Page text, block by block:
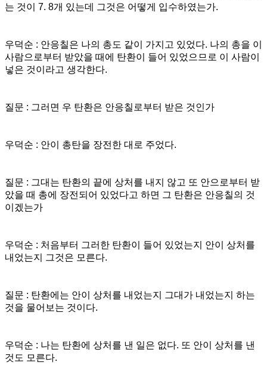
는 것이 7. 8개 있는데 그것은 어떻게 입수하였는가.
우덕순 : 안응칠은 나의 총도 같이 가지고 있었다. 나의 총을 이
사람으로부터 받았을 때에 탄환이 들어 있었으므로 이 사람이
넣은 것이라고 생각한다.
질문 : 그러면 우 탄환은 안응칠로부터 받은 것인가
우덕순 : 안이 총탄을 장전한 대로 주었다.
질문 : 그대는 탄환의 끝에 상처를 내지 않고 또 안으로부터 받
았을 때 총에 장전되어 있었다고 하면 그 탄환은 안응칠의 것
이겠는가
우덕순 : 처음부터 그러한 탄환이 들어 있었는지 안이 상처를
내었는지 그것은 모른다.
질문 : 탄환에는 안이 상처를 내었는지 그대가 내었는지 하는
것을 물어보는 것이다.
우덕순 : 나는 탄환에 상처를 낸 일은 없다. 또 안이 상처를 낸
것도 모른다.